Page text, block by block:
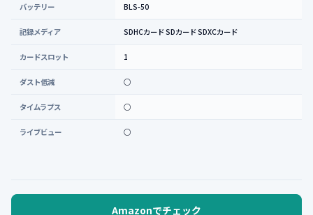
バッテリー BLS-50
記録メディア SDHCカード SDカード SDXCカード
カードスロット 1
ダスト低減 ○
タイムラプス ○
ライブビュー ○
Amazonでチェック